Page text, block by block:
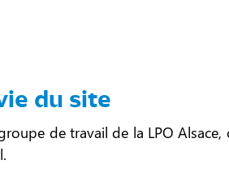
du site
de travail de la LPO